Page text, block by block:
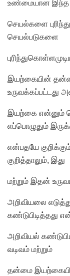
செயல்களை
செயல்படுகளை
இயற்கையின்
உருவக்கப்பட்டது
இயற்கை என்னும்
எப்பொழுதும்
என்பதயே
குறித்தாலும், இது
மற்றும் இதன்
அறிவியலை
கண்டுபிடித்தது
அறிவியல்
வடிவம் மற்றும்
தன்மை